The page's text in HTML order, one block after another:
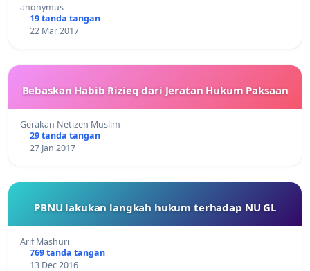
anonymus
19 tanda tangan
22 Mar 2017
Bebaskan Habib Rizieq dari Jeratan Hukum Paksaan
Gerakan Netizen Muslim
29 tanda tangan
27 Jan 2017
PBNU lakukan langkah hukum terhadap NU GL
Arif Mashuri
769 tanda tangan
13 Dec 2016